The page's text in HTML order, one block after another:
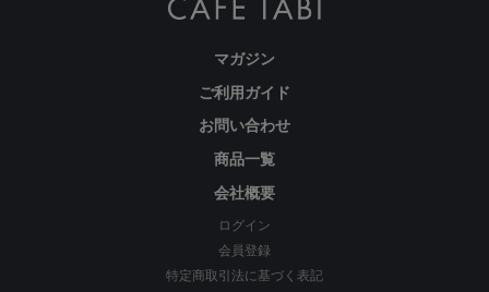
マガジン
ご利用ガイド
お問い合わせ
商品一覧
会社概要
ログイン
会員登録
特定商取引法に基づく表記